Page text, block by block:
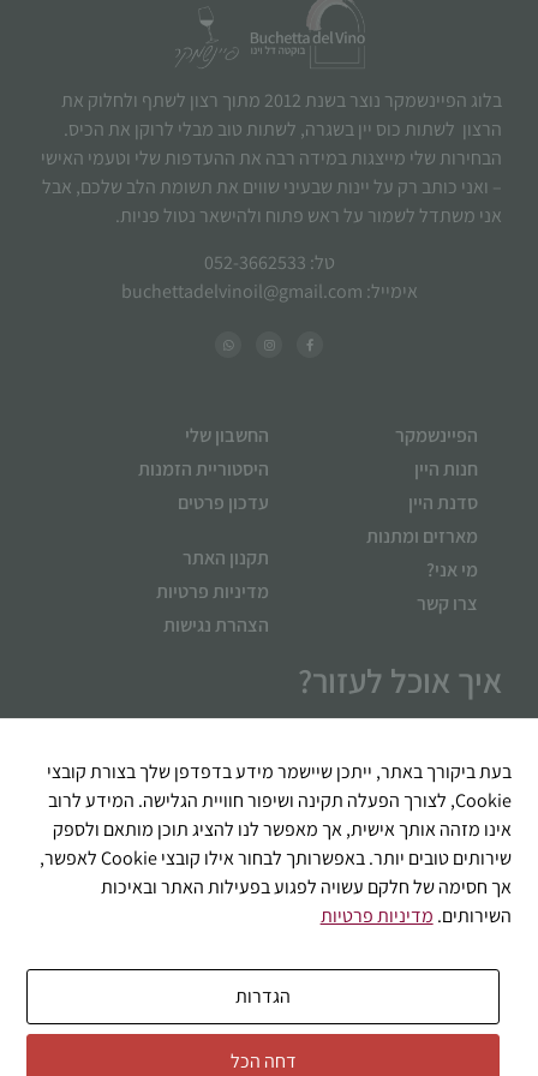
בלוג הפיינשמקר נוצר בשנת 2012 מתוך רצון לשתף ולחלוק את
הרצון לשתות כוס יין בשגרה, לשתות טוב מבלי לרוקן את הכיס.
הבחירות שלי מייצגות במידה רבה את ההעדפות שלי וטעמי האישי
– ואני כותב רק על יינות שבעיני שווים את תשומת הלב שלכם, אבל
אני משתדל לשמור על ראש פתוח ולהישאר נטול פניות.
טל: 052-3662533
אימייל: buchettadelvinoil@gmail.com
הפיינשמקר
חנות היין
סדנת היין
מארזים ומתנות
מי אני?
צרו קשר
החשבון שלי
היסטוריית הזמנות
עדכון פרטים
תקנון האתר
מדיניות פרטיות
הצהרת נגישות
איך אוכל לעזור?
שליחה
בעת ביקורך באתר, ייתכן שיישמר מידע בדפדפן שלך בצורת קובצי
Cookie, לצורך הפעלה תקינה ושיפור חוויית הגלישה. המידע לרוב
אינו מזהה אותך אישית, אך מאפשר לנו להציג תוכן מותאם ולספק
שירותים טובים יותר. באפשרותך לבחור אילו קובצי Cookie לאפשר,
אך חסימה של חלקם עשויה לפגוע בפעילות האתר ובאיכות
השירותים. מדיניות פרטיות
הגדרות
דחה הכל
עשויות
להיעלם.
שיווקי
על ידי
תחומי
העניין
שלך בעת
ביקורך
תגדל
תוכן
והצעות
מותאמות
אישית.